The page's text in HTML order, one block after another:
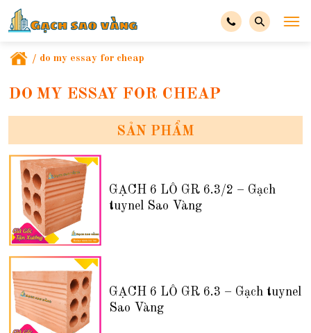
/ do my essay for cheap
DO MY ESSAY FOR CHEAP
SẢN PHẨM
GẠCH 6 LỖ GR 6.3/2 – Gạch
tuynel Sao Vàng
GẠCH 6 LỖ GR 6.3 – Gạch tuynel
Sao Vàng